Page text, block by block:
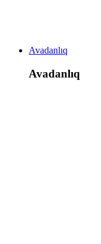
Avadanlıq
Avadanlıq